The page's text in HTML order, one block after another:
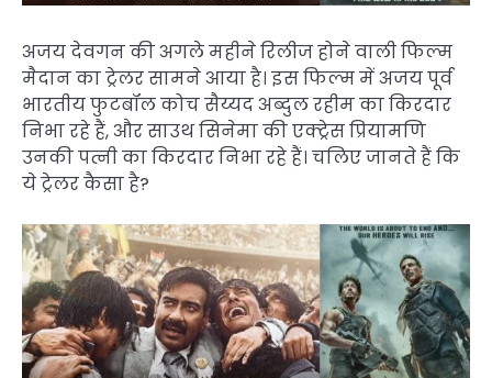
अजय देवगन की अगले महीने रिलीज होने वाली फिल्म
मैदान का ट्रेलर सामने आया है। इस फिल्म में अजय पूर्व
भारतीय फुटबॉल कोच सैय्यद अब्दुल रहीम का किरदार
निभा रहे हैं, और साउथ सिनेमा की एक्ट्रेस प्रियामणि
उनकी पत्नी का किरदार निभा रहे हैं। चलिए जानते हैं कि
ये ट्रेलर कैसा है?